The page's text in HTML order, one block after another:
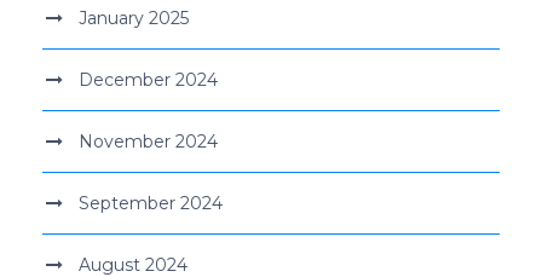
January 2025
December 2024
November 2024
September 2024
August 2024